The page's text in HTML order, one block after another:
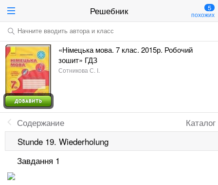
Решебник 5
похожих
Начните вводить автора и класс
«Німецька мова. 7 клас. 2015р. Робочий
зошит» ГДЗ
Сотникова С. І.
Каталог
Содержание
Stunde 19. Wiederholung
Завдання 1